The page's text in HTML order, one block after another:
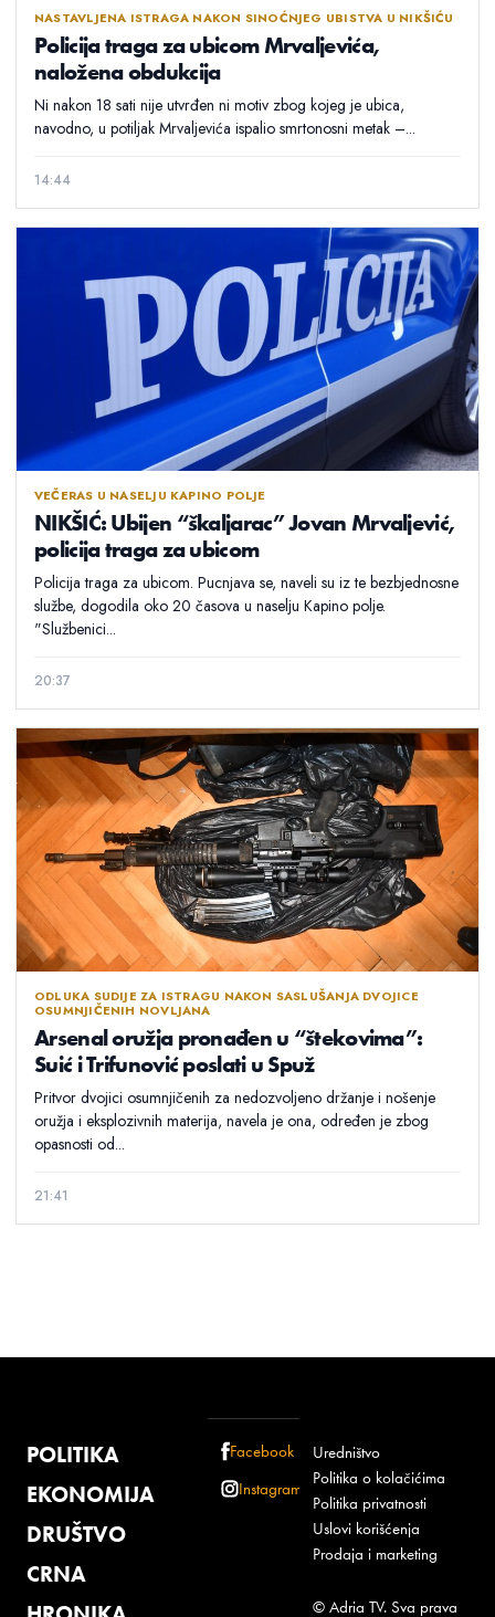
NASTAVLJENA ISTRAGA NAKON SINOĆNJEG UBISTVA U NIKŠIĆU
Policija traga za ubicom Mrvaljevića,
naložena obdukcija
Ni nakon 18 sati nije utvrđen ni motiv zbog kojeg je ubica,
navodno, u potiljak Mrvaljevića ispalio smrtonosni metak –...
14:44
VEČERAS U NASELJU KAPINO POLJE
NIKŠIĆ: Ubijen “škaljarac” Jovan Mrvaljević,
policija traga za ubicom
Policija traga za ubicom. Pucnjava se, naveli su iz te bezbjednosne
službe, dogodila oko 20 časova u naselju Kapino polje.
"Službenici...
20:37
ODLUKA SUDIJE ZA ISTRAGU NAKON SASLUŠANJA DVOJICE
OSUMNJIČENIH NOVLJANA
Arsenal oružja pronađen u “štekovima”:
Suić i Trifunović poslati u Spuž
Pritvor dvojici osumnjičenih za nedozvoljeno držanje i nošenje
oružja i eksplozivnih materija, navela je ona, određen je zbog
opasnosti od...
21:41
POLITIKA
EKONOMIJA
DRUŠTVO
CRNA
Facebook
Instagram
Uredništvo
Politika o kolačićima
Politika privatnosti
Uslovi korišćenja
Prodaja i marketing
© Adria TV. Sva prava